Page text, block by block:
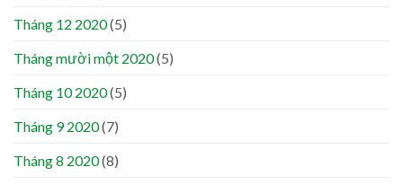
Tháng 12 2020(5)
Tháng mười một 2020(5)
Tháng 10 2020(5)
Tháng 9 2020(7)
Tháng 8 2020(8)